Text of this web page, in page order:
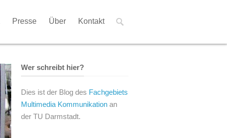
Presse Über Kontakt
Wer schreibt hier?
Dies ist der Blog des Fachgebiets
Multimedia Kommunikation an
der TU Darmstadt.